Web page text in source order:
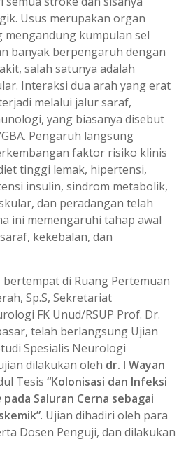
Usus merupakan organ
mengandung kumpulan sel
banyak berpengaruh dengan
salah satunya adalah
Interaksi dua arah yang erat
melalui jalur saraf,
yang biasanya disebut
Pengaruh langsung
faktor risiko klinis
tinggi lemak, hipertensi,
insulin, sindrom metabolik,
dan peradangan telah
ini memengaruhi tahap awal
kekebalan, dan
bertempat di Ruang Pertemuan
Sp.S, Sekretariat
FK Unud/RSUP Prof. Dr.
telah berlangsung Ujian
Spesialis Neurologi
dilakukan oleh dr. I Wayan
Tesis “Kolonisasi dan Infeksi
pada Saluran Cerna sebagai
. Ujian dihadiri oleh para
Dosen Penguji, dan dilakukan